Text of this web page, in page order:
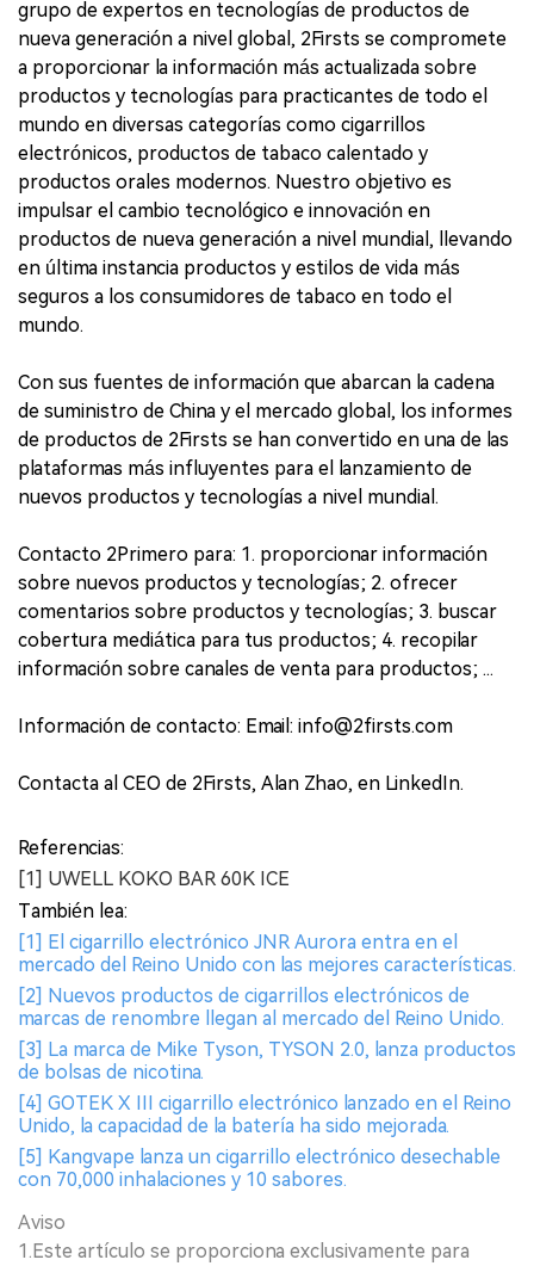
grupo de expertos en tecnologías de productos de
nueva generación a nivel global, 2Firsts se compromete
a proporcionar la información más actualizada sobre
productos y tecnologías para practicantes de todo el
mundo en diversas categorías como cigarrillos
electrónicos, productos de tabaco calentado y
productos orales modernos. Nuestro objetivo es
impulsar el cambio tecnológico e innovación en
productos de nueva generación a nivel mundial, llevando
en última instancia productos y estilos de vida más
seguros a los consumidores de tabaco en todo el
mundo.
Con sus fuentes de información que abarcan la cadena
de suministro de China y el mercado global, los informes
de productos de 2Firsts se han convertido en una de las
plataformas más influyentes para el lanzamiento de
nuevos productos y tecnologías a nivel mundial.
Contacto 2Primero para: 1. proporcionar información
sobre nuevos productos y tecnologías; 2. ofrecer
comentarios sobre productos y tecnologías; 3. buscar
cobertura mediática para tus productos; 4. recopilar
información sobre canales de venta para productos; ...
Información de contacto: Email: info@2firsts.com
Contacta al CEO de 2Firsts, Alan Zhao, en LinkedIn.
Referencias:
[1] UWELL KOKO BAR 60K ICE
También lea:
[1] El cigarrillo electrónico JNR Aurora entra en el
mercado del Reino Unido con las mejores características.
[2] Nuevos productos de cigarrillos electrónicos de
marcas de renombre llegan al mercado del Reino Unido.
[3] La marca de Mike Tyson, TYSON 2.0, lanza productos
de bolsas de nicotina.
[4] GOTEK X III cigarrillo electrónico lanzado en el Reino
Unido, la capacidad de la batería ha sido mejorada.
[5] Kangvape lanza un cigarrillo electrónico desechable
con 70,000 inhalaciones y 10 sabores.
Aviso
1.Este artículo se proporciona exclusivamente para